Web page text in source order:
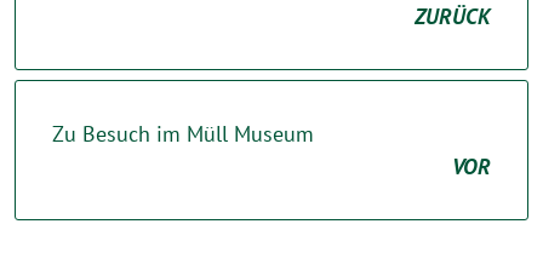
ZURÜCK
Zu Besuch im Müll Museum
VOR